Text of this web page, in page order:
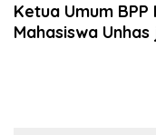
Ketua Umum
Mahasiswa